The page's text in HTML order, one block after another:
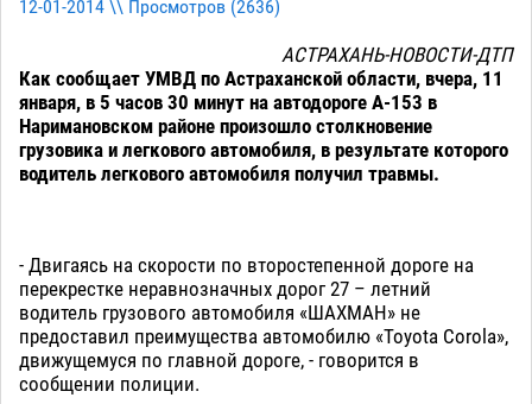
12-01-2014 \\ Просмотров (2636)
АСТРАХАНЬ-НОВОСТИ-ДТП
Как сообщает УМВД по Астраханской области, вчера, 11
января, в 5 часов 30 минут на автодороге А-153 в
Наримановском районе произошло столкновение
грузовика и легкового автомобиля, в результате которого
водитель легкового автомобиля получил травмы.
- Двигаясь на скорости по второстепенной дороге на
перекрестке неравнозначных дорог 27 – летний
водитель грузового автомобиля «ШАХМАН» не
предоставил преимущества автомобилю «Toyota Corola»,
движущемуся по главной дороге, - говорится в
сообщении полиции.